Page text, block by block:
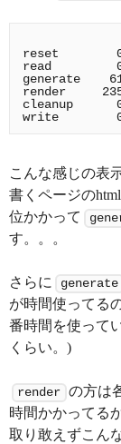
reset
read
generate
render
cleanup
こんな感じの表
書くページの
位かかって
す。。。
さらに generate
が時間使ってる
番時間を使って
くらい。)
render の方は
時間かかってる
取り敢えずこん